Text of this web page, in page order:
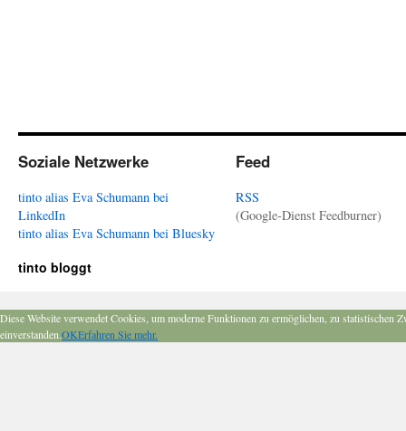
Soziale Netzwerke
tinto alias Eva Schumann bei
LinkedIn
tinto alias Eva Schumann bei Bluesky
Feed
RSS
(Google-Dienst Feedburner)
tinto bloggt
Diese Website verwendet Cookies, um moderne Funktionen zu ermöglichen, zu
einverstanden.OKErfahren Sie mehr.